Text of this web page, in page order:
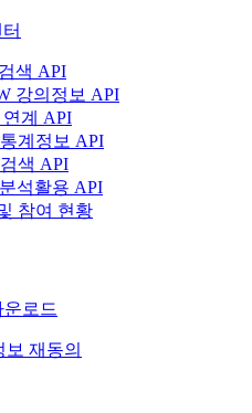
색 API
강의정보 API
계 API
계정보 API
색 API
석활용 API
참여 현황
로드
보 재동의